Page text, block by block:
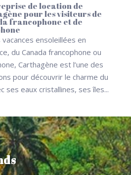
de location de
pour les visiteurs de
francophone et de
ensoleillées en
du Canada francophone ou
Carthagène est l’une des
pour découvrir le charme du
ses eaux cristallines, ses îles...